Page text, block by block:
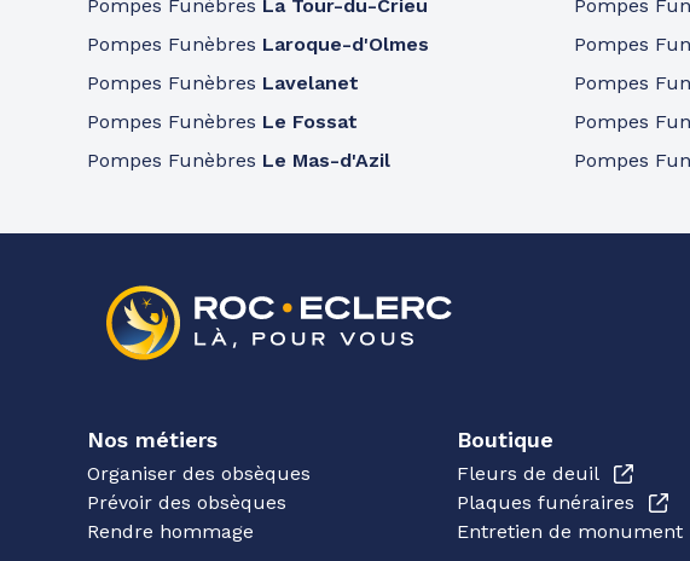
Pompes Funèbres La Tour-du-Crieu
Pompes Funèbres Laroque-d'Olmes
Pompes Funèbres Lavelanet
Pompes Funèbres Le Fossat
Pompes Funèbres Le Mas-d'Azil
Pompes
Pompes
Pompes
Pompes
Pompes
Nos métiers
Organiser des obsèques
Prévoir des obsèques
Rendre hommage
Boutique
Fleurs de deuil
Plaques funéraires
Entretien de monument